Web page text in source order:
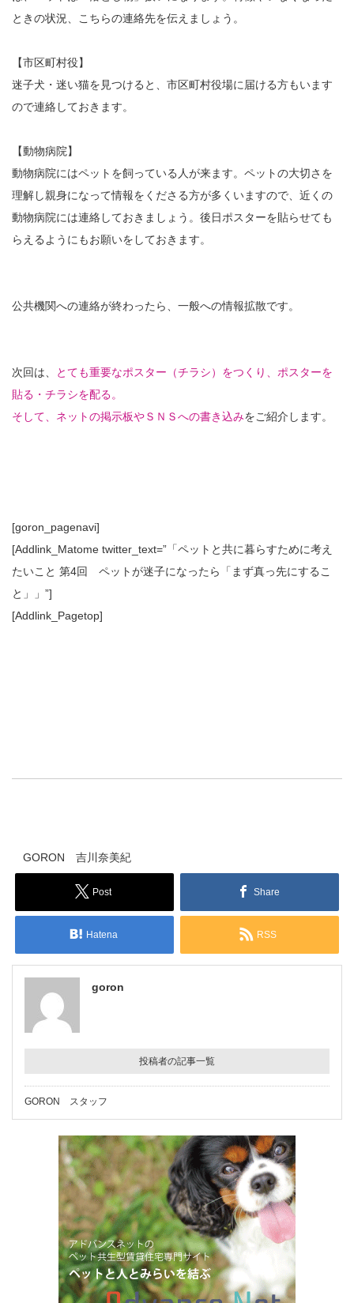
ときの状況、こちらの連絡先を伝えましょう。
【市区町村役】
迷子犬・迷い猫を見つけると、市区町村役場に届ける方もいます
ので連絡しておきます。
【動物病院】
動物病院にはペットを飼っている人が来ます。ペットの大切さを
理解し親身になって情報をくださる方が多くいますので、近くの
動物病院には連絡しておきましょう。後日ポスターを貼らせても
らえるようにもお願いをしておきます。
公共機関への連絡が終わったら、一般への情報拡散です。
次回は、
とても重要なポスター（チラシ）をつくり、ポスターを
貼る・チラシを配る。
そして、ネットの掲示板やＳＮＳへの書き込みをご紹介します。
[goron_pagenavi]
[Addlink_Matome twitter_text=”「ペットと共に暮らすために考え
たいこと 第4回 ペットが迷子になったら「まず真っ先にするこ
と」」”]
[Addlink_Pagetop]
GORON 吉川奈美紀
Post Share
Hatena RSS
goron
投稿者の記事一覧
GORON スタッフ